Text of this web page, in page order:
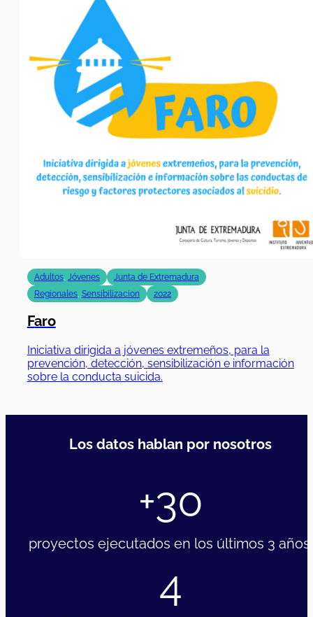
Adultos, Jóvenes
Junta de Extremadura
Regionales, Sensibilizacion 2022
Faro
Iniciativa dirigida a jóvenes extremeños, para la
prevención, detección, sensibilización e información
sobre la conducta suicida.
Los datos hablan por nosotros
+30
proyectos ejecutados en los últimos 3 años.
4